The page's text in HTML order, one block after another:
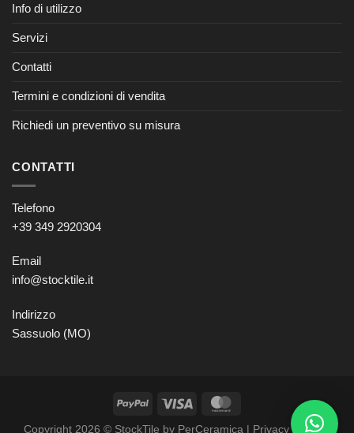
Info di utilizzo
Servizi
Contatti
Termini e condizioni di vendita
Richiedi un preventivo su misura
CONTATTI
Telefono
+39 349 2920304
Email
info@stocktile.it
Indirizzo
Sassuolo (MO)
Copyright 2026 © StockTile by PerCeramica | Privacy policy–